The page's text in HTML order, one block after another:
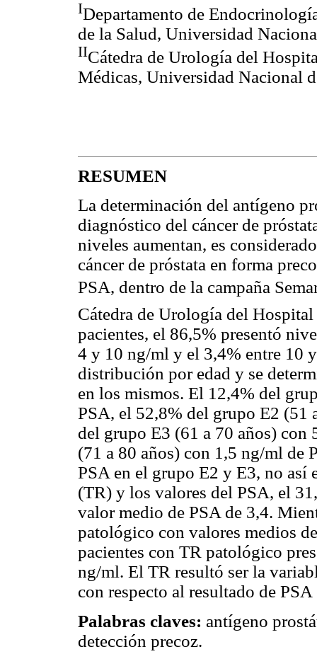
IDepartamento de
de la Salud, Universidad
IICátedra de Urología del
Médicas, Universidad Nacional
RESUMEN
La determinación del antígeno
diagnóstico del cáncer de
niveles aumentan, es
cáncer de próstata en forma
PSA, dentro de la campaña
Cátedra de Urología del
pacientes, el 86,5% presentó
4 y 10 ng/ml y el 3,4% entre 10
distribución por edad y se
en los mismos. El 12,4% del
PSA, el 52,8% del grupo E2 (51
del grupo E3 (61 a 70 años)
(71 a 80 años) con 1,5 ng/ml de
PSA en el grupo E2 y E3, no así
(TR) y los valores del PSA, el
valor medio de PSA de 3,4.
patológico con valores medios
pacientes con TR patológico
ng/ml. El TR resultó ser la
con respecto al resultado de PSA
Palabras claves: antígeno
detección precoz.